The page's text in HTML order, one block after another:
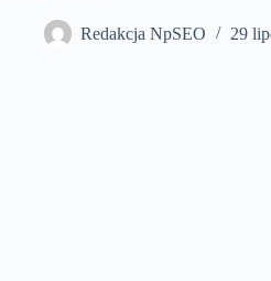
Redakcja NpSEO 29